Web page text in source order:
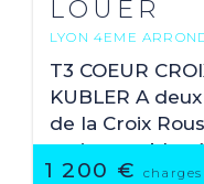
LOUER
LYON 4EME
67.31 M2
1 200 €
T3 COEUR
KUBLER A
de la Croix
un immeuble
Carrez, situé au